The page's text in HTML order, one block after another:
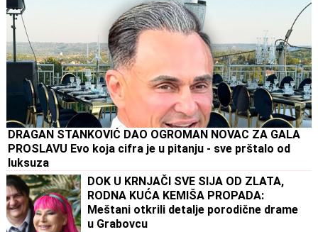
DRAGAN STANKOVIĆ DAO OGROMAN NOVAC ZA GALA
PROSLAVU Evo koja cifra je u pitanju - sve prštalo od
luksuza
DOK U KRNJAČI SVE SIJA OD ZLATA,
RODNA KUĆA KEMIŠA PROPADA:
Meštani otkrili detalje porodične drame
u Grabovcu